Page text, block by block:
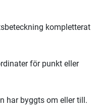
kompletterat
för punkt eller
har byggts om eller till.